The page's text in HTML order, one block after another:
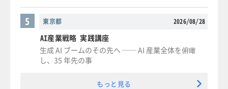
東京都 2026/08/28
5
AI産業戦略 実践講座
生成 AI ブームのその先へ ── AI 産業全体を俯瞰
し、35 年先の事
もっと見る